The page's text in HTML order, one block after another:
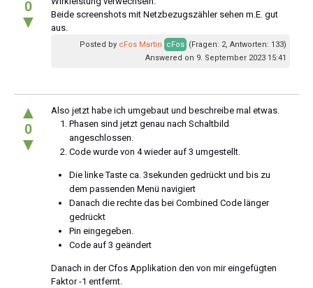
0
▼
Beide screenshots mit Netzbezugszähler sehen m.E. gut
aus.
Posted by cFos Martin cFos (Fragen: 2, Antworten: 133)
Answered on 9. September 2023 15:41
▲
0
▼
Also jetzt habe ich umgebaut und beschreibe mal etwas.
Phasen sind jetzt genau nach Schaltbild
angeschlossen.
Code wurde von 4 wieder auf 3 umgestellt.
Die linke Taste ca. 3sekunden gedrückt und bis zu
dem passenden Menü navigiert
Danach die rechte das bei Combined Code länger
gedrückt
Pin eingegeben.
Code auf 3 geändert
Danach in der Cfos Applikation den von mir eingefügten
Faktor -1 entfernt.